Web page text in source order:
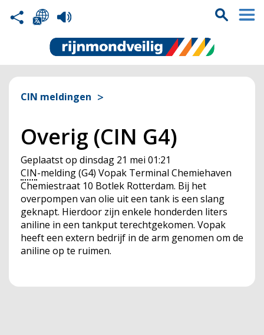
CIN meldingen
Overig (CIN G4)
Geplaatst op dinsdag 21 mei 01:21
CIN-melding (G4) Vopak Terminal Chemiehaven
Chemiestraat 10 Botlek Rotterdam. Bij het
overpompen van olie uit een tank is een slang
geknapt. Hierdoor zijn enkele honderden liters
aniline in een tankput terechtgekomen. Vopak
heeft een extern bedrijf in de arm genomen om de
aniline op te ruimen.